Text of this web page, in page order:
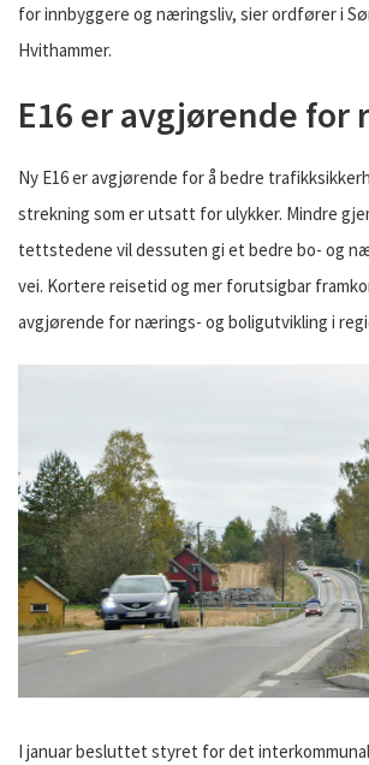
for innbyggere og næringsliv, sier ordfører i
Hvithammer.
E16 er avgjørende for
Ny E16 er avgjørende for å bedre
strekning som er utsatt for ulykker. Mindre
tettstedene vil dessuten gi et bedre bo- og
vei. Kortere reisetid og mer forutsigbar
avgjørende for nærings- og boligutvikling i
I januar besluttet styret for det